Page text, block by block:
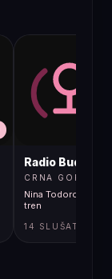
Radio Budva
CRNA GORA
Nina Todorovic -
tren
14 SLUŠATELJA